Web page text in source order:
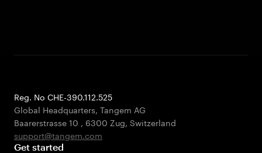
Reg. No CHE-390.112.525
Global Headquarters, Tangem AG
Baarerstrasse 10 , 6300 Zug, Switzerland
support@tangem.com
Get started